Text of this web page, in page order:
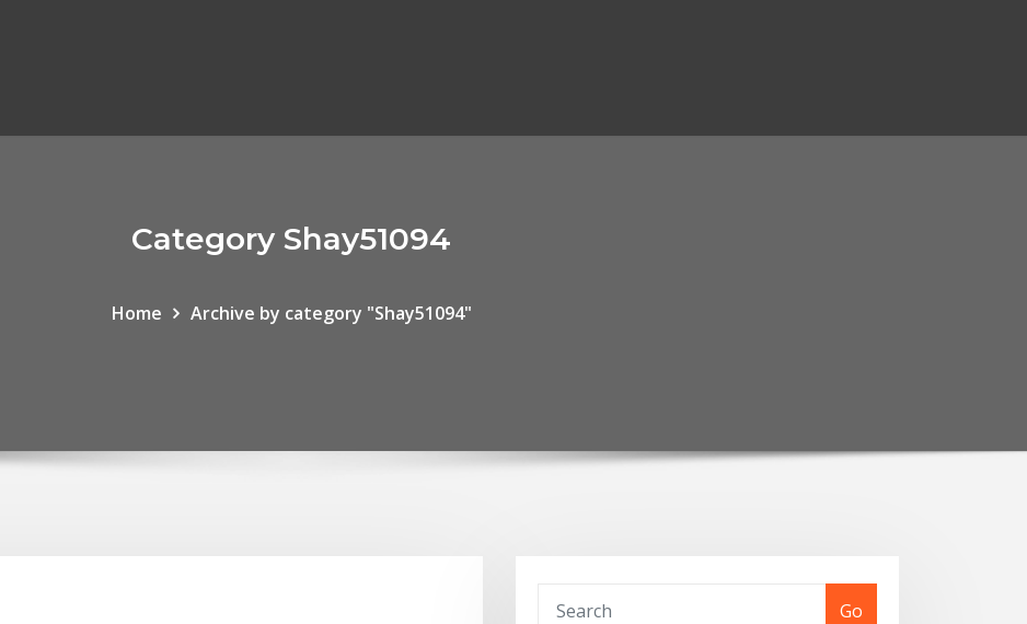
Category Shay51094
Home Archive by category "Shay51094"
Go